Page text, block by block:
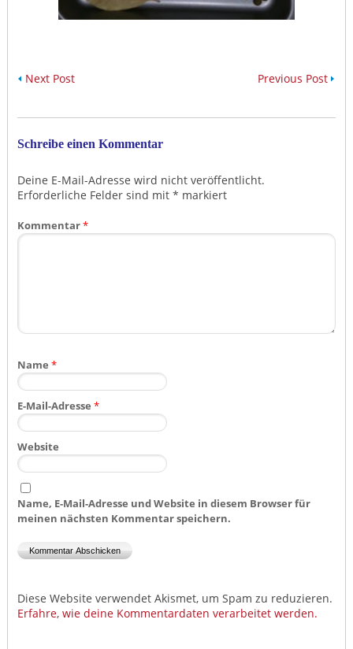
Next Post Previous Post
Schreibe einen Kommentar
Deine E-Mail-Adresse wird nicht veröffentlicht.
Erforderliche Felder sind mit * markiert
Kommentar*
Name *
E-Mail-Adresse *
Website
Name, E-Mail-Adresse und Website in diesem Browser für
meinen nächsten Kommentar speichern.
Diese Website verwendet Akismet, um Spam zu reduzieren.
Erfahre, wie deine Kommentardaten verarbeitet werden.